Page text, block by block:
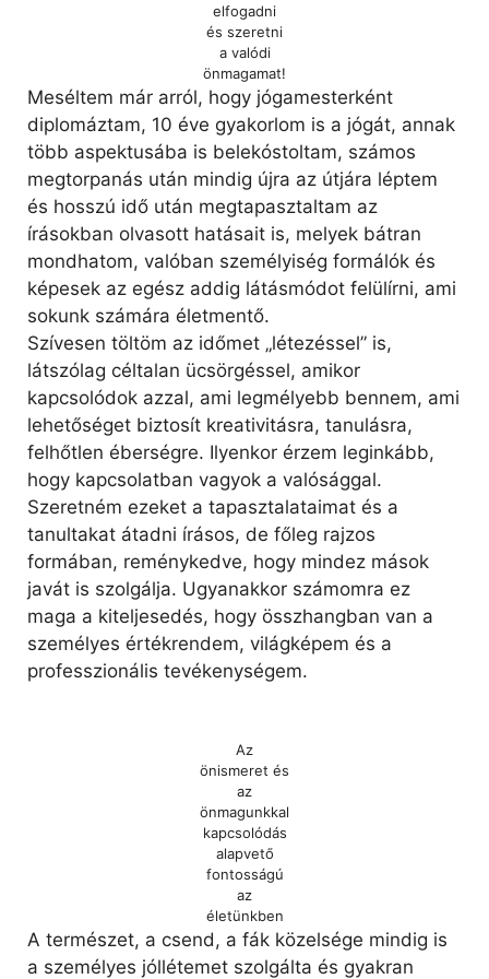
elfogadni
és szeretni
a valódi
önmagamat!
Meséltem már arról, hogy jógamesterként
diplomáztam, 10 éve gyakorlom is a jógát, annak
több aspektusába is belekóstoltam, számos
megtorpanás után mindig újra az útjára léptem
és hosszú idő után megtapasztaltam az
írásokban olvasott hatásait is, melyek bátran
mondhatom, valóban személyiség formálók és
képesek az egész addig látásmódot felülírni, ami
sokunk számára életmentő.
Szívesen töltöm az időmet „létezéssel” is,
látszólag céltalan ücsörgéssel, amikor
kapcsolódok azzal, ami legmélyebb bennem, ami
lehetőséget biztosít kreativitásra, tanulásra,
felhőtlen éberségre. Ilyenkor érzem leginkább,
hogy kapcsolatban vagyok a valósággal.
Szeretném ezeket a tapasztalataimat és a
tanultakat átadni írásos, de főleg rajzos
formában, reménykedve, hogy mindez mások
javát is szolgálja. Ugyanakkor számomra ez
maga a kiteljesedés, hogy összhangban van a
személyes értékrendem, világképem és a
professzionális tevékenységem.
Az
önismeret és
az
önmagunkkal
kapcsolódás
alapvető
fontosságú
az
életünkben
A természet, a csend, a fák közelsége mindig is
a személyes jóllétemet szolgálta és gyakran